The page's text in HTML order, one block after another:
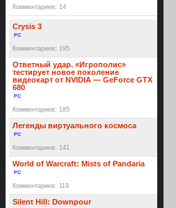
Комментариев: 14
Crysis 3
PC
Комментариев: 195
Ответный удар. «Игрополис»
тестирует новое поколение
видеокарт от NVIDIA — GeForce GTX
680
PC
Комментариев: 185
Легенды виртуального космоса
PC
Комментариев: 141
World of Warcraft: Mists of Pandaria
PC
Комментариев: 119
Silent Hill: Downpour